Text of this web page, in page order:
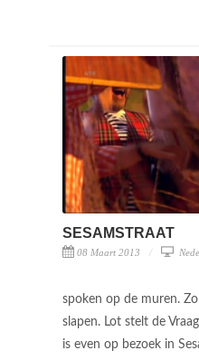
SESAMSTRAAT
08 Maart 2013
spoken op de muren.
slapen. Lot stelt de
is even op bezoek in